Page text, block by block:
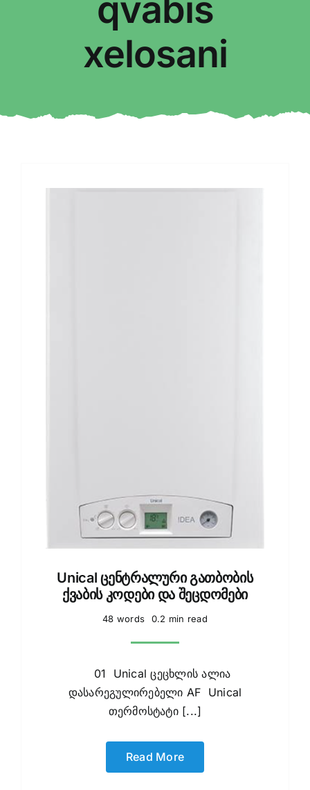
qvabis
xelosani
Unical ცენტრალური გათბობის
ქვაბის კოდები და შეცდომები
48 words 0.2 min read
01 Unical ცეცხლის ალია
დასარეგულირებელი AF Unical
თერმოსტატი [...]
Read More